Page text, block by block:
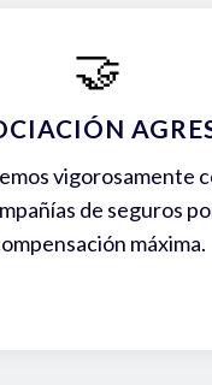
🤝
vigorosamente
de seguros
máxima.